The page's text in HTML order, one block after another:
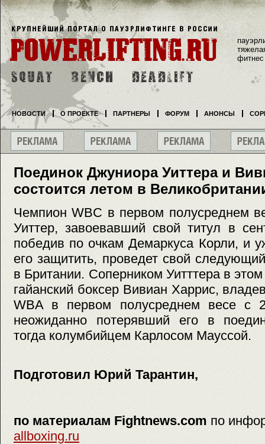
Поединок Джуниора Уиттера и
состоится летом в
Чемпион WBC в первом полусреднем
Уиттер, завоевавший свой титул в
победив по очкам Демаркуса Корли, и
его защитить, проведет свой
в Британии. Соперником Уитттера в
гайанский боксер Вивиан Харрис,
WBA в первом полусреднем весе с
неожиданно потерявший его в
тогда колумбийцем Карлосом Мауссой.
Подготовил Юрий Тарантин,
по материалам Fightnews.com по
allboxing.ru
фитнес
НОВОСТИ О ПРОЕКТЕ ПАРТНЕРЫ ФОРУМ АНОНСЫ